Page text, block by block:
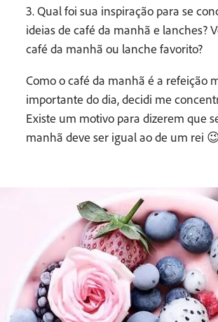
3. Qual foi sua inspiração para se
ideias de café da manhã e lanches?
café da manhã ou lanche favorito?
Como o café da manhã é a refeição
importante do dia, decidi me
Existe um motivo para dizerem que
manhã deve ser igual ao de um rei